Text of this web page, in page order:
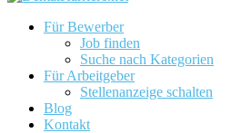
Für Bewerber
Job finden
Suche nach Kategorien
Für Arbeitgeber
Stellenanzeige schalten
Blog
Kontakt